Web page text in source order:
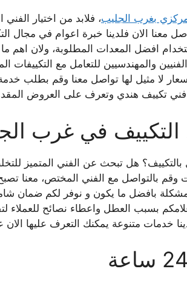
بغرب الجليب، فلابد من اختيار
معنا الان فلدينا خبرة اعوام في مجال
افضل المعدات المطلوبة، ولان اهم
والمهندسيين للتعامل مع التكييفات
لا مثيل لها تواصل معنا وقم بطلب
تكييف هندي وتعرف على العروض
في غرب
بالتكييف؟ هل تبحث عن الفني المتميز
وقم بالتواصل مع الفني المختص، معنا
بافضل ما يكون و نوفر لكم ضمان
بسبب العطل واعطاء نصائح للعملاء
لدينا خدمات متنوعة يمكنك التعرف عليها